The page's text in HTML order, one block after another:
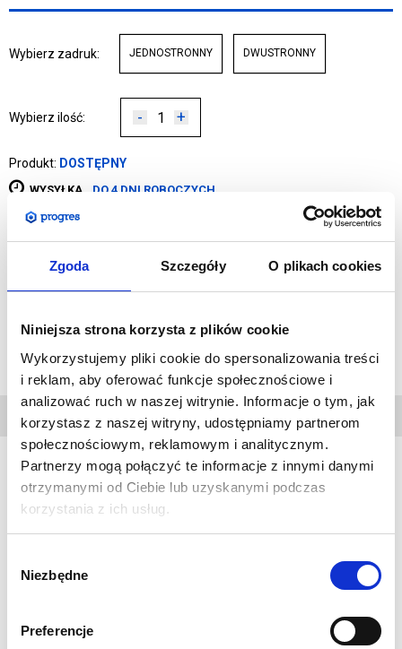
Zgoda Szczegóły O plikach cookies
Niniejsza strona korzysta z plików cookie
Wykorzystujemy pliki cookie do spersonalizowania treści
i reklam, aby oferować funkcje społecznościowe i
analizować ruch w naszej witrynie. Informacje o tym, jak
korzystasz z naszej witryny, udostępniamy partnerom
społecznościowym, reklamowym i analitycznym.
Partnerzy mogą połączyć te informacje z innymi danymi
otrzymanymi od Ciebie lub uzyskanymi podczas
korzystania z ich usług.
zgody
Niezbędne
Preferencje
Wybierz zadruk: JEDNOSTRONNY DWUSTRONNY
Wybierz ilość: - +
Produkt: DOSTĘPNY
WYSYŁKA DO 4 DNI ROBOCZYCH
DODAJ DO PRZECHOWALNI
TECHNICZNE
WYDRUK:
Grafika drukowana metodą sublimacji na tkaninie Display